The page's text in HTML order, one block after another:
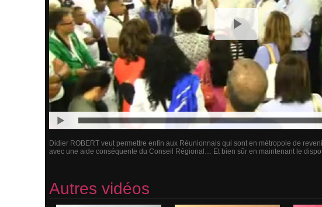
Didier ROBERT veut permettre enfin aux Réunionnais qui sont en métropole de
avec une aide conséquente du Conseil Régional… Et bien sûr en maintenant le
Autres vidéos